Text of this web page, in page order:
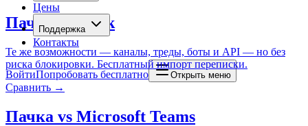
Цены
Поддержка
Контакты
ВойтиПопробовать бесплатно Открыть меню
Пачка vs Slack
Те же возможности — каналы, треды, боты и API — но без
риска блокировки. Бесплатный импорт переписки.
Сравнить →
Пачка vs Microsoft Teams